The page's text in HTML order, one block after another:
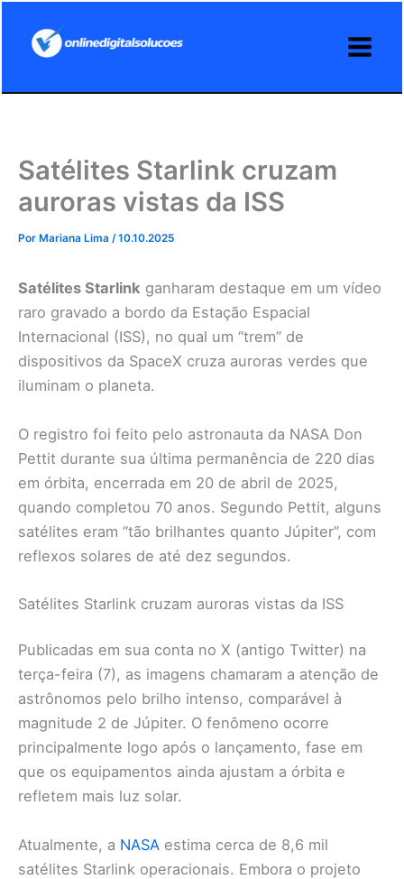
Satélites Starlink cruzam
auroras vistas da ISS
Por Mariana Lima /10.10.2025
Satélites Starlink ganharam destaque em um vídeo
raro gravado a bordo da Estação Espacial
Internacional (ISS), no qual um “trem” de
dispositivos da SpaceX cruza auroras verdes que
iluminam o planeta.
O registro foi feito pelo astronauta da NASA Don
Pettit durante sua última permanência de 220 dias
em órbita, encerrada em 20 de abril de 2025,
quando completou 70 anos. Segundo Pettit, alguns
satélites eram “tão brilhantes quanto Júpiter”, com
reflexos solares de até dez segundos.
Satélites Starlink cruzam auroras vistas da ISS
Publicadas em sua conta no X (antigo Twitter) na
terça-feira (7), as imagens chamaram a atenção de
astrônomos pelo brilho intenso, comparável à
magnitude 2 de Júpiter. O fenômeno ocorre
principalmente logo após o lançamento, fase em
que os equipamentos ainda ajustam a órbita e
refletem mais luz solar.
Atualmente, a NASA estima cerca de 8,6 mil
satélites Starlink operacionais. Embora o projeto